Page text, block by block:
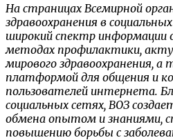
На страницах Всемирной
здравоохранения в
широкий спектр информации
методах профилактики,
мирового здравоохранения,
платформой для общения и
пользователей интернета.
социальных сетях, ВОЗ
обмена опытом и знаниями,
повышению борьбы с